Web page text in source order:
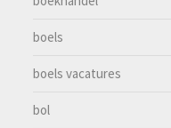
boels
boels vacatures
bol